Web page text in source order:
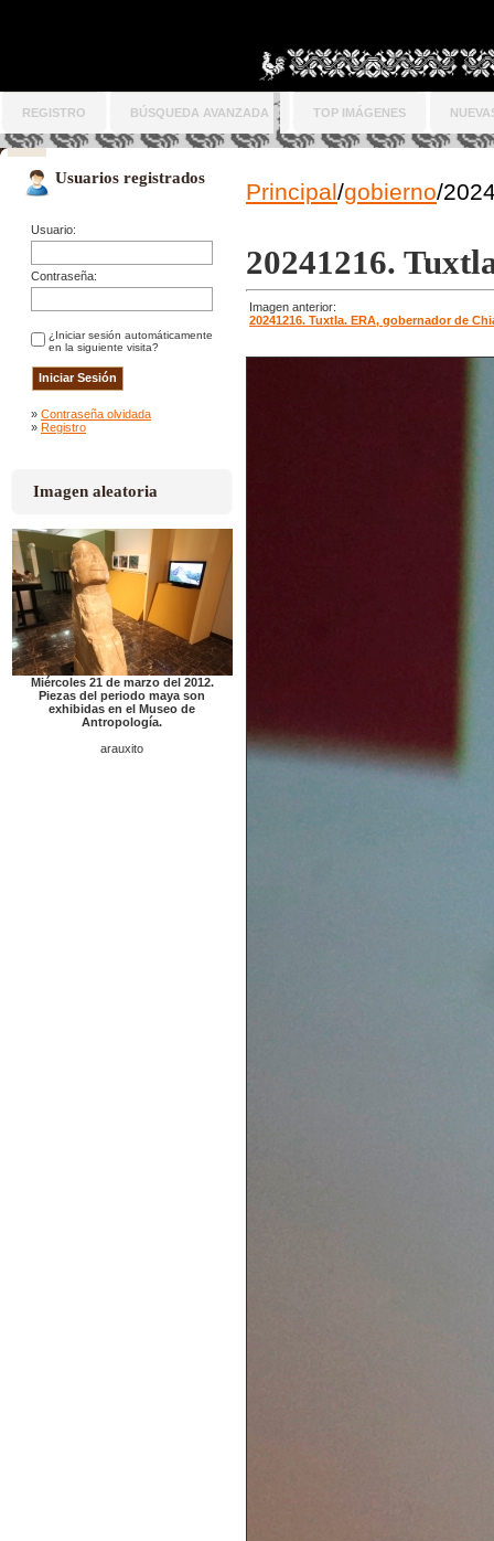
REGISTRO BÚSQUEDA AVANZADA TOP IMÁGENES
Usuarios registrados
Usuario:
Contraseña:
¿Iniciar sesión automáticamente
en la siguiente visita?
» Contraseña olvidada
» Registro
Imagen aleatoria
Miércoles 21 de marzo del 2012.
Piezas del periodo maya son
exhibidas en el Museo de
Antropología.
arauxito
Principal/gobierno/
20241216.
Imagen anterior:
20241216. Tuxtla. ERA, gobernador de